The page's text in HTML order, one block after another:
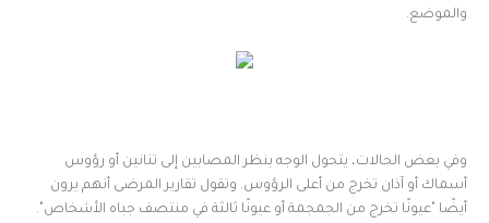
والموضع.
وفي بعض الحالات، يتحول الوجه بنظر المصابين إلى تنانين أو رؤوس
أسماك أو آذان تخرج من أعلى الرؤوس. وتقول تقارير المرضى أنهم يرون
أيضًا "عيونًا تخرج من الجمجمة أو عيونًا ثالثة في منتصف جباه الأشخاص".